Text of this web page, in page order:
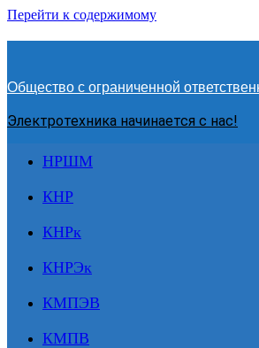
Перейти к содержимому
Общество с ограниченной
Электротехника начинается с нас!
НРШМ
КНР
КНРк
КНРЭк
КМПЭВ
КМПВ